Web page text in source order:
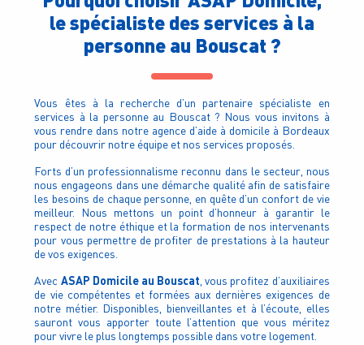
le spécialiste des services à la
personne au Bouscat ?
Vous êtes à la recherche d’un partenaire spécialiste en
services à la personne au Bouscat ? Nous vous invitons à
vous rendre dans notre agence d’aide à domicile à Bordeaux
pour découvrir notre équipe et nos services proposés.
Forts d’un professionnalisme reconnu dans le secteur, nous
nous engageons dans une démarche qualité afin de satisfaire
les besoins de chaque personne, en quête d’un confort de vie
meilleur. Nous mettons un point d’honneur à garantir le
respect de notre éthique et la formation de nos intervenants
pour vous permettre de profiter de prestations à la hauteur
de vos exigences.
Avec ASAP Domicile au Bouscat , vous profitez d’auxiliaires
de vie compétentes et formées aux dernières exigences de
notre métier. Disponibles, bienveillantes et à l’écoute, elles
sauront vous apporter toute l’attention que vous méritez
pour vivre le plus longtemps possible dans votre logement.